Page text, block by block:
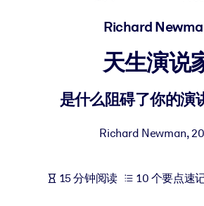
将简短且经过验证的知识引入您的 LMS/
Richard
天生演说
是什么阻碍了你的演
Richard Newman,
15 分钟阅读 10 个要点速